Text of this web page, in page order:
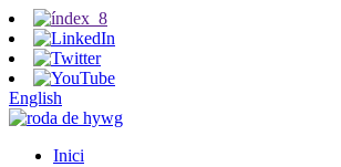
English
Inici